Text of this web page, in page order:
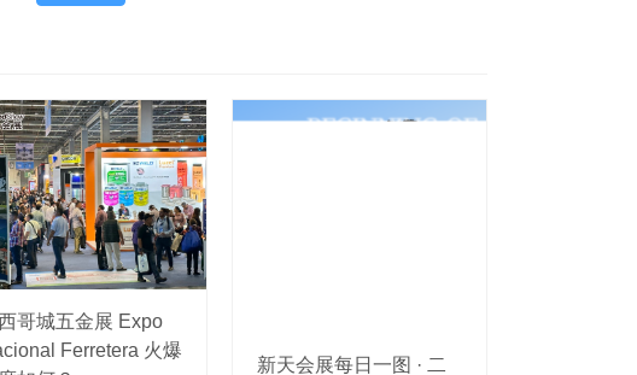
哥城五金展 Expo
Ferretera 火爆
新天会展每日一图 · 二